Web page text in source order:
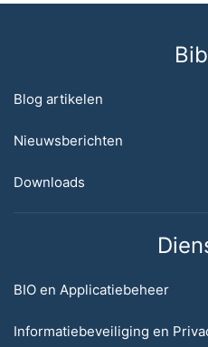
Blog artikelen
Nieuwsberichten
Downloads
BIO en Applicatiebeheer
Informatiebeveiliging en